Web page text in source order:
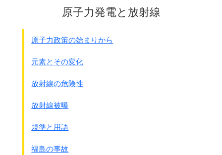
この話は日本軍の恐怖として今でもこの村に語り継が
原子力発電と放射線
原子力政策の始まりから
元素とその変化
放射線の危険性
放射線被曝
規準と用語
福島の事故